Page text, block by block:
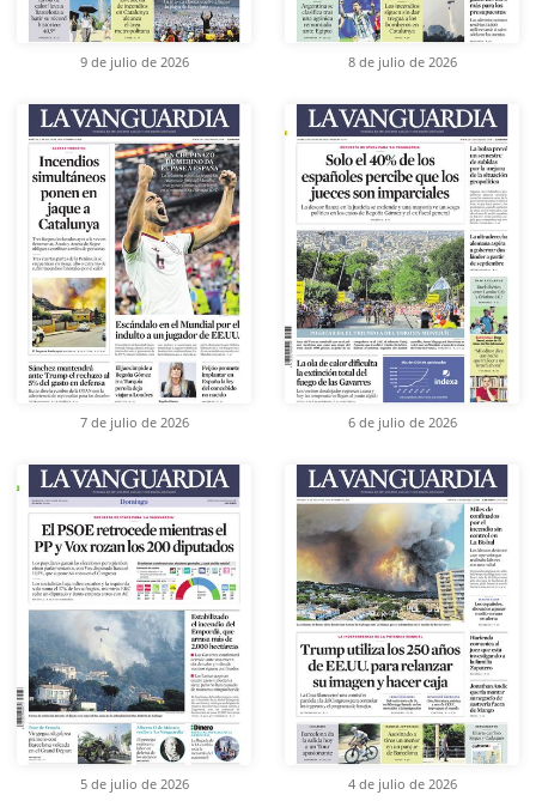
9 de julio de 2026 8 de julio de 2026
7 de julio de 2026 6 de julio de 2026
5 de julio de 2026 4 de julio de 2026